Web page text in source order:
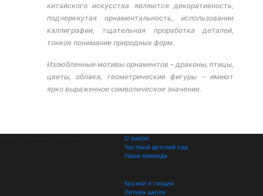
китайского искусства являются декоративность,
подчеркнутая орнаментальность, использовании
каллиграфии, тщательная проработка деталей,
тонкое понимание природных форм.
Излюбленные мотивы орнаментов – драконы, птицы,
цветы, облака, геометрические фигуры – имеют
ярко выраженное символическое значение.
О школе
Частный детский сад
Наша команда
Кружки и секции
Летняя школа